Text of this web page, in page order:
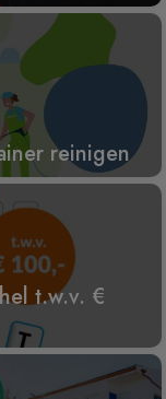
reinigen
t.w.v. €